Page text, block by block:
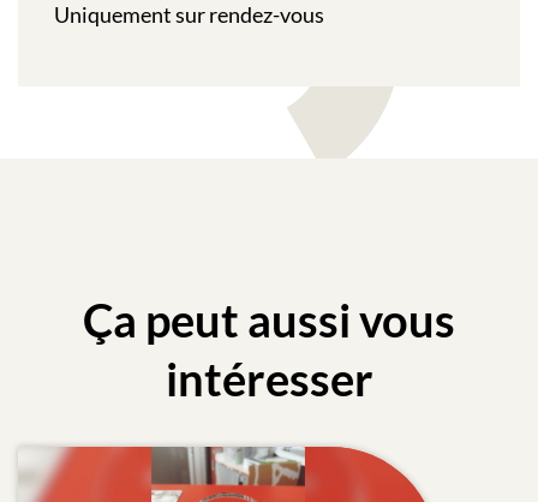
Uniquement sur rendez-vous
Ça peut aussi vous
intéresser